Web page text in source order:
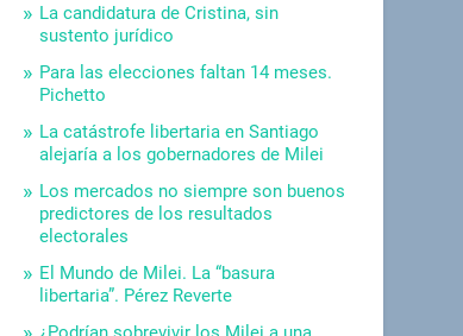
La candidatura de Cristina, sin
sustento jurídico
Para las elecciones faltan 14 meses.
Pichetto
La catástrofe libertaria en Santiago
alejaría a los gobernadores de Milei
Los mercados no siempre son buenos
predictores de los resultados
electorales
El Mundo de Milei. La “basura
libertaria”. Pérez Reverte